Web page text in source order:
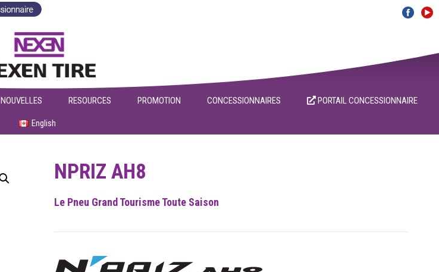
NOUVELLES RESOURCES PROMOTION CONCESSIONNAIRES PORTAIL CONCESSIONNAIRE
English
NPRIZ AH8
Le Pneu Grand Tourisme Toute Saison